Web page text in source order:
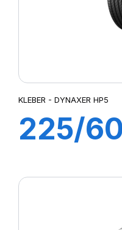
KLEBER - DYNAXER HP5
225/